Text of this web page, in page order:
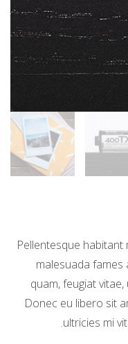
Pellentesque
malesuada
quam, feugiat
Donec eu libero sit
ultricies mi